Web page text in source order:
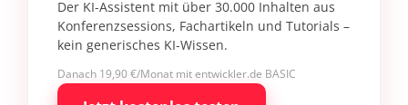
Der KI-Assistent mit über 30.000 Inhalten aus
Konferenzsessions, Fachartikeln und Tutorials –
kein generisches KI-Wissen.
Danach 19,90 €/Monat mit entwickler.de BASIC